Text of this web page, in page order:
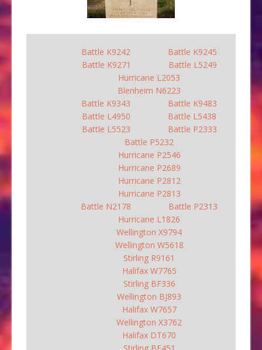
Battle K9242
Battle K9245
Battle K9271
Battle L5249
Hurricane L2053
Blenheim N6223
Battle K9343
Battle K9483
Battle L4950
Battle L5438
Battle L5523
Battle P2333
Battle P5232
Hurricane P2546
Hurricane P2689
Hurricane P2812
Hurricane P2813
Battle N2178
Battle P2313
Hurricane L1826
Wellington X9794
Wellington W5618
Stirling R9161
Halifax W7765
Stirling BF336
Wellington BJ893
Halifax W7657
Wellington X3762
Halifax DT670